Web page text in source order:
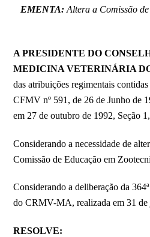
EMENTA:Altera a Comissão
A PRESIDENTE DO
MEDICINA VETERINÁRIA
das atribuições regimentais
CFMV nº 591, de 26 de Junho de
em 27 de outubro de 1992, Seção
Considerando a necessidade de
Comissão de Educação em
Considerando a deliberação da
do CRMV-MA, realizada em 31 de
RESOLVE: